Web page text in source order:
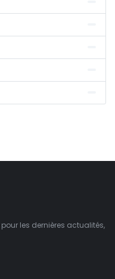
les dernières actualités,